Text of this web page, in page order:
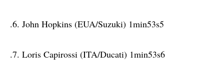
.6. John Hopkins (EUA/Suzuki) 1min53s5
.7. Loris Capirossi (ITA/Ducati) 1min53s6